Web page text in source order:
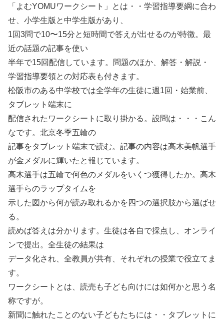
「よむYOMUワークシート」とは・・学習指導要綱に合わ
せ、小学生版と中学生版があり、
1回3問で10〜15分と短時間で答えが出せるのが特徴。最
近の話題の記事を使い
半年で15回配信しています。問題のほか、解答・解説・
学習指導要領との対応表も付きます。
松阪市のある中学校では全学年の生徒に週1回・始業前、
タブレット端末に
配信されたワークシートに取り掛かる。設問は・・・こん
なです。北京冬季五輪の
記事をタブレット端末で読む。記事の内容は高木美帆選手
が金メダルに輝いたと報じています。
高木選手は五輪で何色のメダルをいくつ獲得したか。高木
選手らのラップタイムを
示した図から何が読み取れるかを四つの選択肢から選ばせ
る。
読めば答えは分かります。生徒は各自で採点し、オンライ
ンで提出。全生徒の結果は
データ化され、全教員が共有、それぞれの授業で役立てま
す。
ワークシートとは、読売も子ども向けには如何かと思う名
称ですが。
新聞に触れたことのない子どもたちには・・タブレットに